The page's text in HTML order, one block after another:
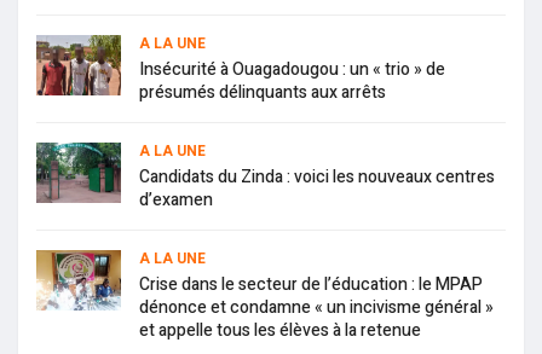
A LA UNE
Insécurité à Ouagadougou : un « trio » de
présumés délinquants aux arrêts
A LA UNE
Candidats du Zinda : voici les nouveaux centres
d’examen
A LA UNE
Crise dans le secteur de l’éducation : le MPAP
dénonce et condamne « un incivisme général »
et appelle tous les élèves à la retenue